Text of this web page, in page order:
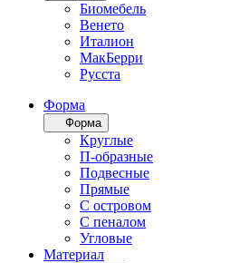
Биомебель
Венето
Италион
МакБерри
Русста
Форма
Форма
Круглые
П-образные
Подвесные
Прямые
С островом
С пеналом
Угловые
Материал